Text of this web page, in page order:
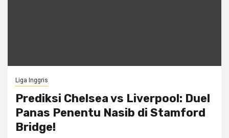
Liga Inggris
Prediksi Chelsea vs Liverpool: Duel
Panas Penentu Nasib di Stamford
Bridge!